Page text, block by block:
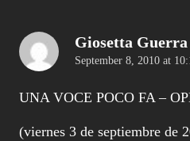
Giosetta Guerra
September 8, 2010 at
UNA VOCE POCO FA –
(viernes 3 de septiembre de